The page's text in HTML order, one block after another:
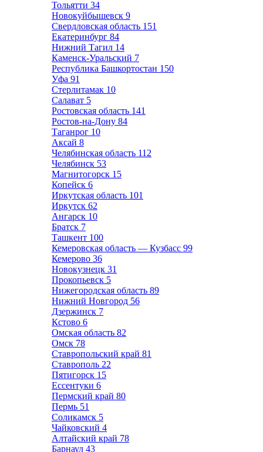
Тольятти 34
Новокуйбышевск 9
Свердловская область 151
Екатеринбург 84
Нижний Тагил 14
Каменск-Уральский 7
Республика Башкортостан 150
Уфа 91
Стерлитамак 10
Салават 5
Ростовская область 141
Ростов-на-Дону 84
Таганрог 10
Аксай 8
Челябинская область 112
Челябинск 53
Магнитогорск 15
Копейск 6
Иркутская область 101
Иркутск 62
Ангарск 10
Братск 7
Ташкент 100
Кемеровская область — Кузбасс 99
Кемерово 36
Новокузнецк 31
Прокопьевск 5
Нижегородская область 89
Нижний Новгород 56
Дзержинск 7
Кстово 6
Омская область 82
Омск 78
Ставропольский край 81
Ставрополь 22
Пятигорск 15
Ессентуки 6
Пермский край 80
Пермь 51
Соликамск 5
Чайковский 4
Алтайский край 78
Барнаул 43